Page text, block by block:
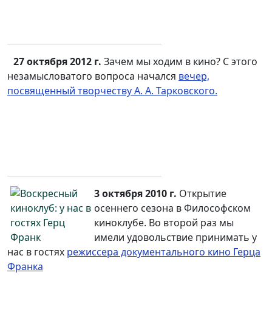
27 октября 2012 г. Зачем мы ходим в кино? С этого
незамысловатого вопроса начался вечер,
посвященный творчеству А. А. Тарковского.
3 октября 2010 г. Открытие
осеннего сезона в Философском
киноклубе. Во второй раз мы
имели удовольствие принимать у
нас в гостях режиссера документального кино Герца
Франка